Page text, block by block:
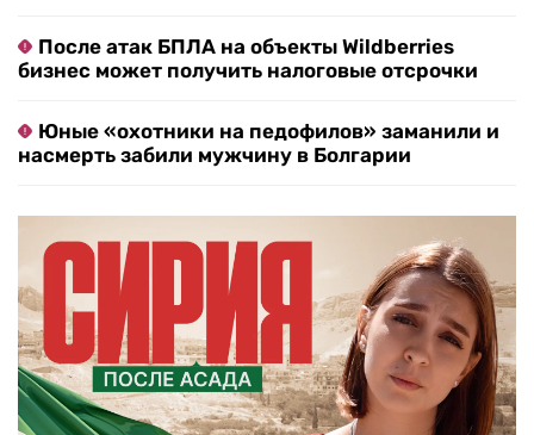
После атак БПЛА на объекты Wildberries
бизнес может получить налоговые отсрочки
Юные «охотники на педофилов» заманили и
насмерть забили мужчину в Болгарии